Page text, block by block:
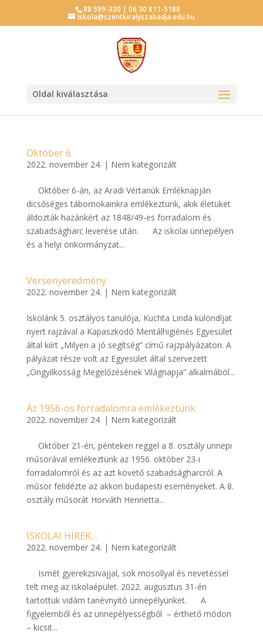
88 599-330 | 06 30 811-5188
iskola@szentkiralyszabadja.edu.hu
Oldal kiválasztása
Október 6.
2022. november 24. | Nem kategorizált
Október 6-án, az Aradi Vértanúk Emléknapján
dicsőséges tábornokainkra emlékeztünk, akik életüket
áldozták hazánkért az 1848/49-es forradalom és
szabadságharc leverése után. Az iskolai ünnepélyen
és a helyi önkormányzat...
Versenyeredmény
2022. november 24. | Nem kategorizált
Iskolánk 5. osztályos tanulója, Kuchta Linda különdíjat
nyert rajzával a Kapaszkodó Mentálhigiénés Egyesület
által kiírt „Milyen a jó segítség” című rajzpályázaton. A
pályázat része volt az Egyesület által szervezett
„Öngyilkosság Megelőzésének Világnapja” alkalmából...
Az 1956-os forradalomra emlékeztünk
2022. november 24. | Nem kategorizált
Október 21-én, pénteken reggel a 8. osztály ünnepi
műsorával emlékeztünk az 1956. október 23-i
forradalomról és az azt követő szabadságharcról. A
műsor felidézte az akkori budapesti eseményeket. A 8.
osztály műsorát Horváth Henrietta...
ISKOLAI HÍREK…
2022. november 24. | Nem kategorizált
Ismét gyerekzsivajjal, sok mosollyal és nevetéssel
telt meg az iskolaépület. 2022. augusztus 31-én
tartottuk vidám tanévnyitó ünnepélyünket. A
figyelemből és az ünnepélyességből – érthető módon
– kicsit...